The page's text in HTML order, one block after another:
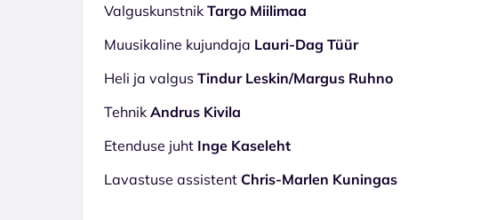
Valguskunstnik Targo Miilimaa
Muusikaline kujundaja Lauri-Dag Tüür
Heli ja valgus Tindur Leskin/Margus Ruhno
Tehnik Andrus Kivila
Etenduse juht Inge Kaseleht
Lavastuse assistent Chris-Marlen Kuningas